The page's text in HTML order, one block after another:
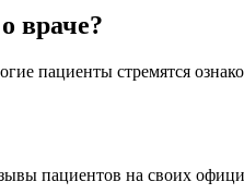
враче?
пациенты стремятся
пациентов на своих